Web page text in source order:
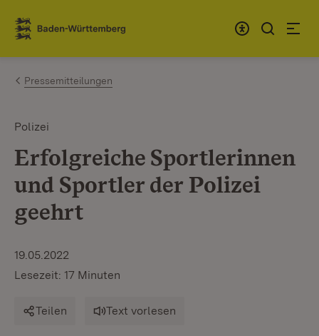
Zum Inhalt springen
Link zur Startseite
Pressemitteilungen
Polizei
Erfolgreiche Sportlerinnen
und Sportler der Polizei
geehrt
19.05.2022
Lesezeit: 17 Minuten
Teilen Text vorlesen